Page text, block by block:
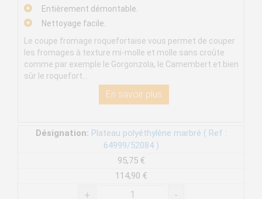
Entièrement démontable.
Nettoyage facile.
Le coupe fromage roquefortaise vous permet de couper
les fromages à texture mi-molle et molle sans croûte
comme par exemple le Gorgonzola, le Camembert et bien
sûr le roquefort...
En savoir plus
Désignation: Plateau polyéthylène marbré ( Ref :
64999/52084 )
95,75 €
114,90 €
+ -